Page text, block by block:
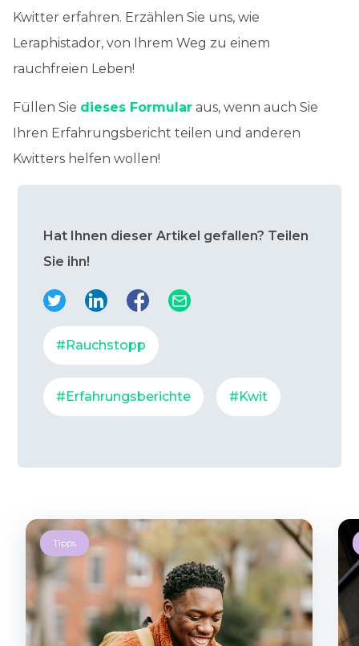
Kwitter erfahren. Erzählen Sie uns, wie
Leraphistador, von Ihrem Weg zu einem
rauchfreien Leben!
Füllen Sie dieses Formular aus, wenn auch Sie
Ihren Erfahrungsbericht teilen und anderen
Kwitters helfen wollen!
Hat Ihnen dieser Artikel gefallen? Teilen
Sie ihn!
#Rauchstopp
#Erfahrungsberichte #Kwit
Tipps